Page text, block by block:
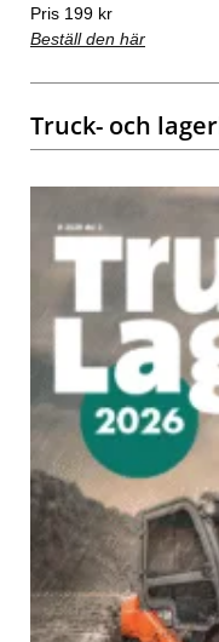
Pris 199 kr
Beställ den här
Truck- och